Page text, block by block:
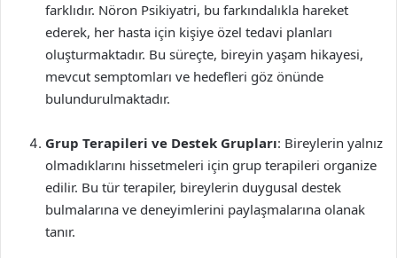
farklıdır. Nöron Psikiyatri, bu farkındalıkla hareket
ederek, her hasta için kişiye özel tedavi planları
oluşturmaktadır. Bu süreçte, bireyin yaşam hikayesi,
mevcut semptomları ve hedefleri göz önünde
bulundurulmaktadır.
Grup Terapileri ve Destek Grupları: Bireylerin yalnız
olmadıklarını hissetmeleri için grup terapileri organize
edilir. Bu tür terapiler, bireylerin duygusal destek
bulmalarına ve deneyimlerini paylaşmalarına olanak
tanır.